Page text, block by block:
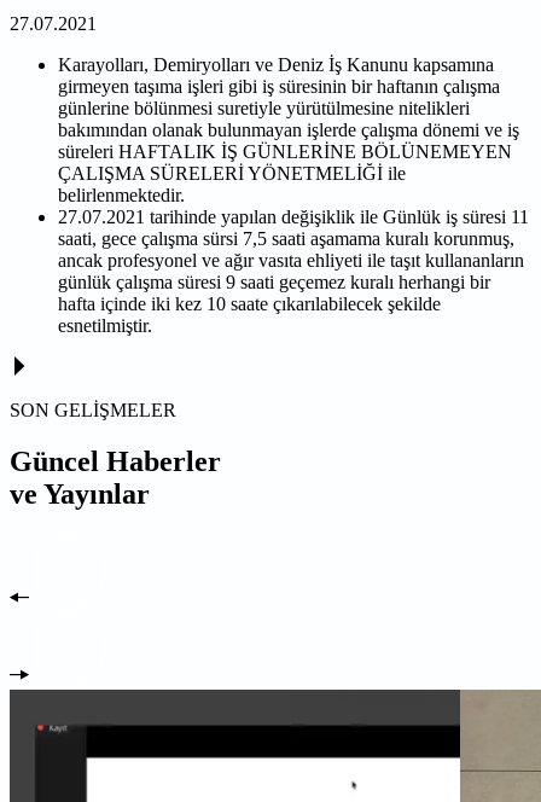
27.07.2021
Karayolları, Demiryolları ve Deniz İş Kanunu kapsamına
girmeyen taşıma işleri gibi iş süresinin bir haftanın çalışma
günlerine bölünmesi suretiyle yürütülmesine nitelikleri
bakımından olanak bulunmayan işlerde çalışma dönemi ve iş
süreleri HAFTALIK İŞ GÜNLERİNE BÖLÜNEMEYEN
ÇALIŞMA SÜRELERİ YÖNETMELİĞİ ile
belirlenmektedir.
27.07.2021 tarihinde yapılan değişiklik ile Günlük iş süresi 11
saati, gece çalışma sürsi 7,5 saati aşamama kuralı korunmuş,
ancak profesyonel ve ağır vasıta ehliyeti ile taşıt kullananların
günlük çalışma süresi 9 saati geçemez kuralı herhangi bir
hafta içinde iki kez 10 saate çıkarılabilecek şekilde
esnetilmiştir.
SON GELİŞMELER
Güncel Haberler
ve Yayınlar